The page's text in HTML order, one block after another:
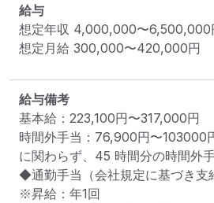
給与
想定年収 4,000,000〜6,500,000
想定月給 300,000〜420,000円
給与備考
基本給：223,100円〜317,000円
時間外手当：76,900円〜103000
に関わらず、45 時間分の時間外
◆通勤手当（会社規定に基づき支
※昇給：年1回